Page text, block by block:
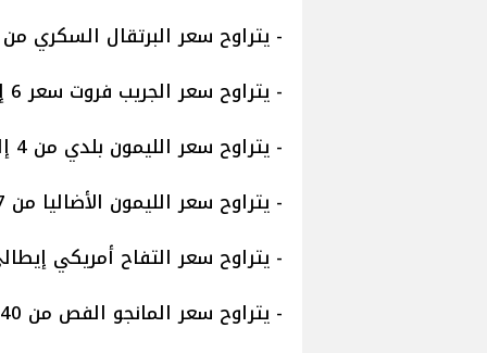
- يتراوح سعر البرتقال السكري من 5 إلى 11
- يتراوح سعر الجريب فروت سعر 6 إلى 9 جنيهات
- يتراوح سعر الليمون بلدي من 4 إلى 12 جنيهات
- يتراوح سعر الليمون الأضاليا من 7 إلى 10 جنيهات
- يتراوح سعر التفاح أمريكي إيطالي «كرتونة 20 كيلو»
- يتراوح سعر المانجو الفص من 40 إلى 90 جنيها